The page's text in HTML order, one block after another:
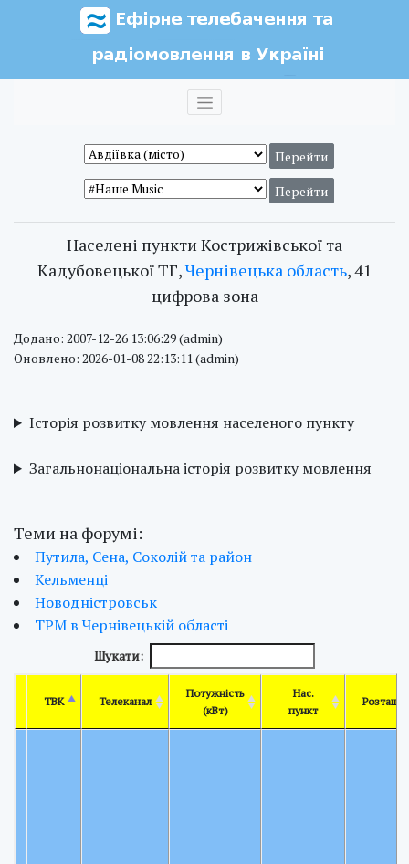
Населені пункти Кострижівської та
Кадубовецької ТГ,Чернівецька область, 41
цифрова зона
Додано: 2007-12-26 13:06:29 (admin)
Оновлено: 2026-01-08 22:13:11 (admin)
Історія розвитку мовлення населеного пункту
Загальнонаціональна історія розвитку мовлення
Теми на форумі:
Путила, Сена, Соколій та район
Кельменці
Новодністровськ
ТРМ в Чернівецькій області
Шукати:
ТВК Телеканал
Потужність
(кВт)
Нас.
пункт